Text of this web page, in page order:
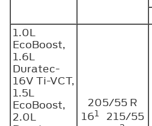
1.0L
EcoBoost,
1.6L
Duratec-
16V Ti-VCT,
1.5L
EcoBoost,
2.0L
205/55 R
161 215/55